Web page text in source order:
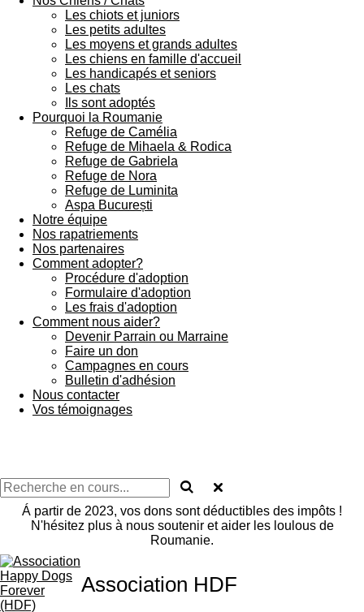
Les chiots et juniors
Les petits adultes
Les moyens et grands adultes
Les chiens en famille d'accueil
Les handicapés et seniors
Les chats
Ils sont adoptés
Pourquoi la Roumanie
Refuge de Camélia
Refuge de Mihaela & Rodica
Refuge de Gabriela
Refuge de Nora
Refuge de Luminita
Aspa București
Notre équipe
Nos rapatriements
Nos partenaires
Comment adopter?
Procédure d'adoption
Formulaire d'adoption
Les frais d'adoption
Comment nous aider?
Devenir Parrain ou Marraine
Faire un don
Campagnes en cours
Bulletin d'adhésion
Nous contacter
Vos témoignages
Á partir de 2023, vos dons sont déductibles des impôts !
N'hésitez plus à nous soutenir et aider les loulous de
Roumanie.
Association HDF